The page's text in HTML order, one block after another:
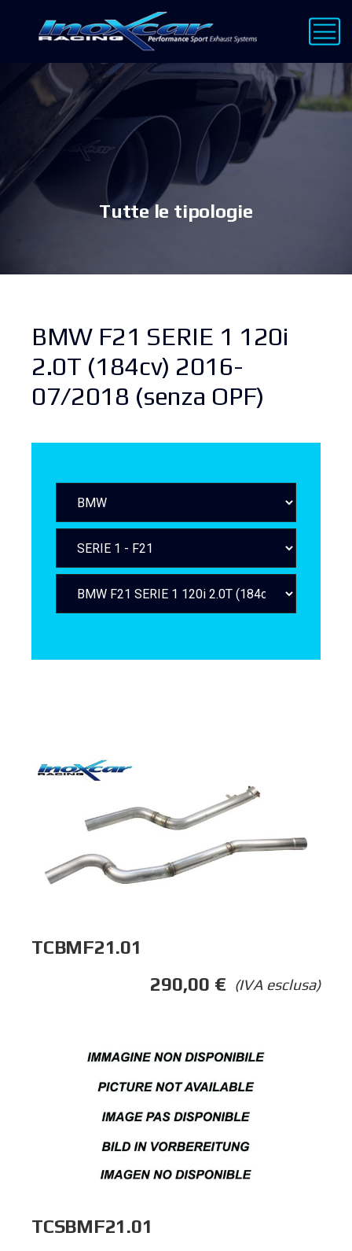
Tutte le tipologie
BMW F21 SERIE 1 120i
2.0T (184cv) 2016-
07/2018 (senza OPF)
TCBMF21.01
(IVA esclusa)
290,00 €
TCSBMF21.01